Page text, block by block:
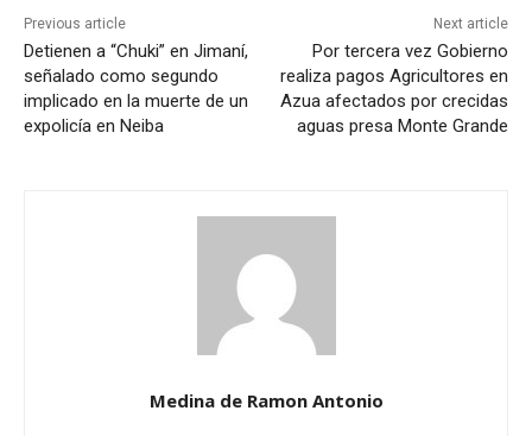
Previous article
Detienen a “Chuki” en Jimaní,
señalado como segundo
implicado en la muerte de un
expolicía en Neiba
Next article
Por tercera vez Gobierno
realiza pagos Agricultores en
Azua afectados por crecidas
aguas presa Monte Grande
Medina de Ramon Antonio